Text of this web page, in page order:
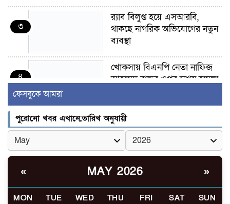
৩
র‍্যাব বিলুপ্ত হয়ে এসআরবি,
থাকছে নাগরিক অভিযোগের নতুন
ব্যবস্থা
৪
খোকসায় বিএনপি নেতা নাফিজ
আহমেদ রাজুর ওপর সশস্ত্র হামলা,
৫
সাঈদীর ছবিতে জুতা
নিক্ষেপকারীরা ‘জারজ সন্তান’:
আমির হামজা
৬
ইসলামী বিশ্ববিদ্যালয়র ৪৪
তৎপরতার অভিযোগ/ তদন্তে
ফেসবুকে আমরা
পুরোনো খবর এখানে,তারিখ অনুযায়ী
« MAY 2026 »
MON TUE WED THU FRI SAT SUN